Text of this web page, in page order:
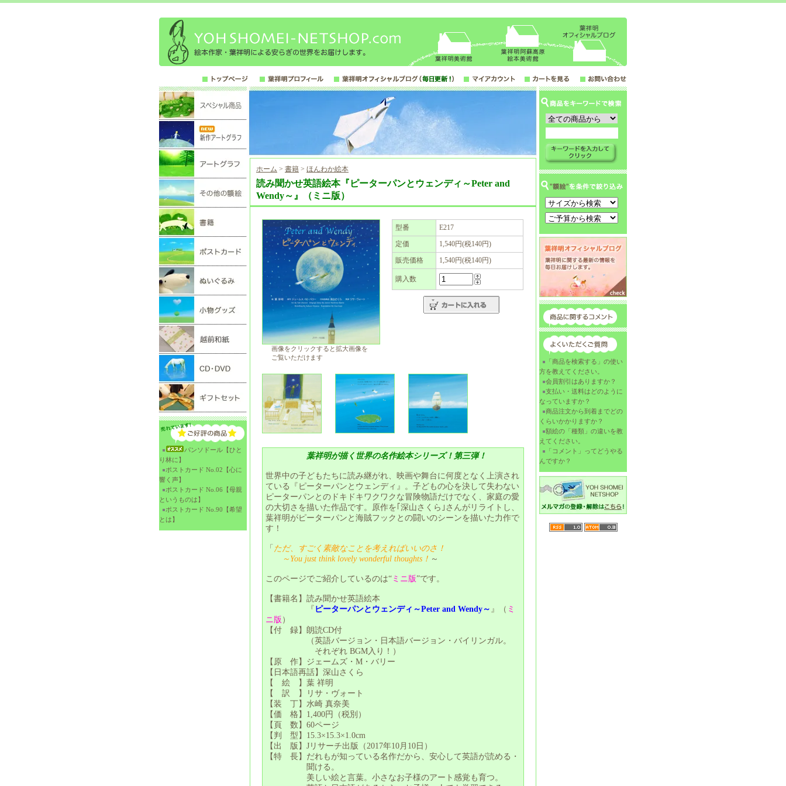
パンソドール【ひと
り林に】
ポストカード No.02【心に
響く声】
ポストカード No.06【母親
というものは】
ポストカード No.90【希望
とは】
ホーム > 書籍 > ほんわか絵本
読み聞かせ英語絵本『ピーターパンとウェンディ～Peter and
Wendy～』（ミニ版）
画像をクリックすると拡大画像を
ご覧いただけます
型番
E217
定価
1,540円(税140円)
販売価格
1,540円(税140円)
購入数
葉祥明が描く世界の名作絵本シリーズ！第三弾！
世界中の子どもたちに読み継がれ、映画や舞台に何度となく上演され
ている『ピーターパンとウェンディ』。子どもの心を決して失わない
ピーターパンとのドキドキワクワクな冒険物語だけでなく、家庭の愛
の大切さを描いた作品です。原作を｢深山さくら｣さんがリライトし、
葉祥明がピーターパンと海賊フックとの闘いのシーンを描いた力作で
す！
「 ただ、すごく素敵なことを考えればいいのさ！
～You just think lovely wonderful thoughts！ ～
このページでご紹介しているのは“ ミニ版”です。
【書籍名】読み聞かせ英語絵本
『 ピーターパンとウェンディ～Peter and Wendy～ 』（ ミ
ニ版 ）
【付 録】朗読CD付
（英語バージョン・日本語バージョン・バイリンガル。
それぞれ BGM入り！）
【原 作】ジェームズ・M・バリー
【日本語再話】深山さくら
【 絵 】葉 祥明
【 訳 】リサ・ヴォート
【装 丁】水崎 真奈美
【価 格】1,400円（税別）
【頁 数】60ページ
【判 型】15.3×15.3×1.0cm
【出 版】Jリサーチ出版（2017年10月10日）
【特 長】だれもが知っている名作だから、安心して英語が読める・
聞ける。
美しい絵と言葉。小さなお子様のアート感覚も育つ。
「商品を検索する」の使い
方を教えてください。
会員割引はありますか？
支払い・送料はどのように
なっていますか？
商品注文から到着までどの
くらいかかりますか？
額絵の「種類」の違いを教
えてください。
「コメント」ってどうやる
んですか？